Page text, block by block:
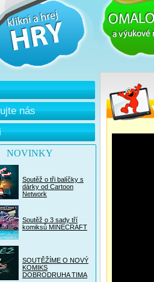
nás
NOVINKY
Soutěž o tři balíčky s
dárky od Cartoon
Network
Soutěž o 3 sady tří
komiksů MINECRAFT
SOUTĚŽÍME O NOVÝ
KOMIKS
DOBRODRUHA TIMA